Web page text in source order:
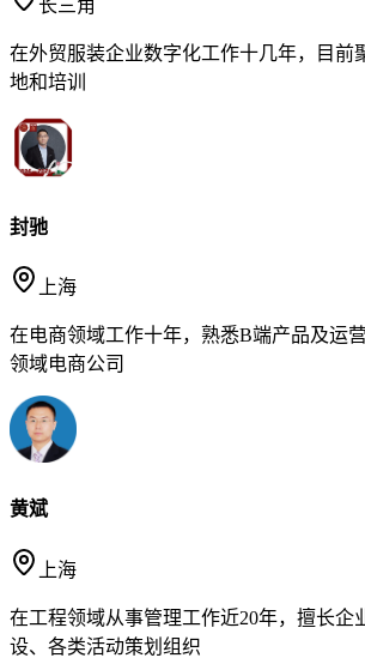
长三角
在外贸服装企业数字化工作十几年，目前
地和培训
封驰
上海
在电商领域工作十年，熟悉B端产品及运
领域电商公司
黄斌
上海
在工程领域从事管理工作近20年，擅长企
设、各类活动策划组织